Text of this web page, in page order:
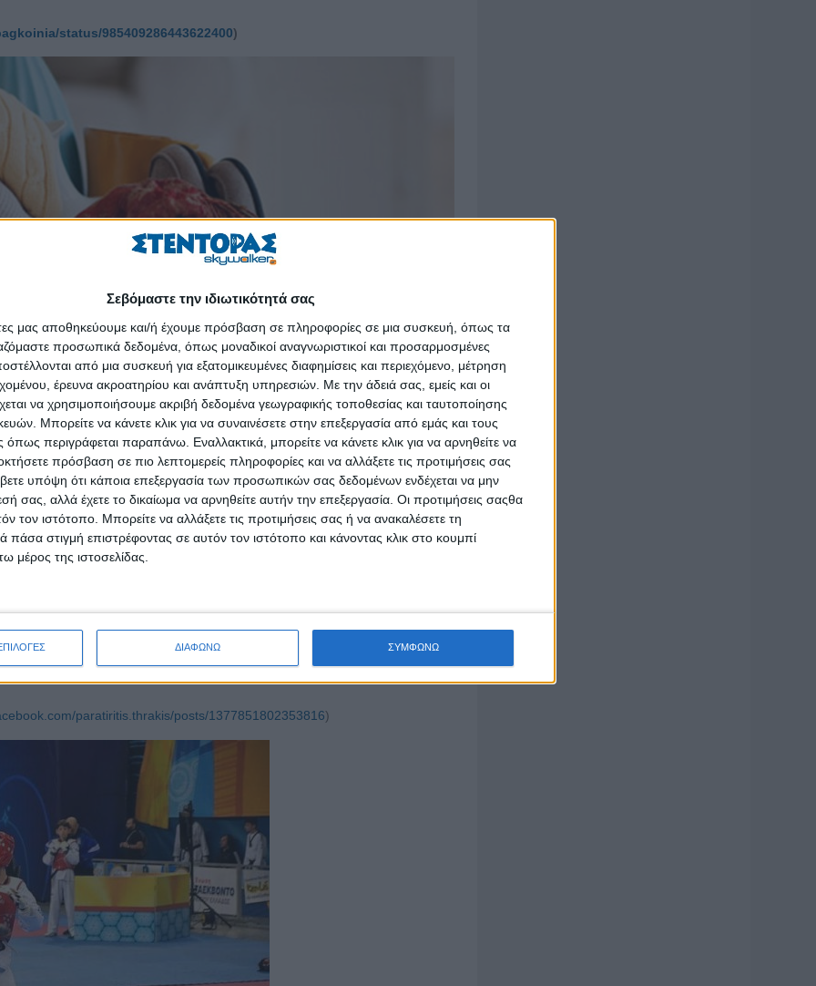
Σεβόμαστε την ιδιωτικότητά σας
μας αποθηκεύουμε και/ή έχουμε πρόσβαση σε πληροφορίες σε μια συσκευή, όπως τα
προσωπικά δεδομένα, όπως μοναδικοί αναγνωριστικοί και προσαρμοσμένες
από μια συσκευή για εξατομικευμένες διαφημίσεις και περιεχόμενο, μέτρηση
έρευνα ακροατηρίου και ανάπτυξη υπηρεσιών. Με την άδειά σας, εμείς και οι
να χρησιμοποιήσουμε ακριβή δεδομένα γεωγραφικής τοποθεσίας και ταυτοποίησης
Μπορείτε να κάνετε κλικ για να συναινέσετε στην επεξεργασία από εμάς και τους
περιγράφεται παραπάνω. Εναλλακτικά, μπορείτε να κάνετε κλικ για να αρνηθείτε να
πρόσβαση σε πιο λεπτομερείς πληροφορίες και να αλλάξετε τις προτιμήσεις σας
υπόψη ότι κάποια επεξεργασία των προσωπικών σας δεδομένων ενδέχεται να μην
σας, αλλά έχετε το δικαίωμα να αρνηθείτε αυτήν την επεξεργασία. Οι προτιμήσεις σαςθα
τον ιστότοπο. Μπορείτε να αλλάξετε τις προτιμήσεις σας ή να ανακαλέσετε τη
στιγμή επιστρέφοντας σε αυτόν τον ιστότοπο και κάνοντας κλικ στο κουμπί
μέρος της ιστοσελίδας.
ΔΙΑΦΩΝΩ ΣΥΜΦΩΝΩ
status/985409286443622400)
την αξία του εθελοντισμού και της φιλανθρωπίας; Προφανώς, όντας ο ίδιος
οι γονείς των μαθητών του δημοτικού σχολείου «Άνοιξη» και έκαναν τον
τους άλλους. Διοχετεύουν εθελοντικά πολύ από τον ελεύθερο χρόνο
που το έχουν ανάγκη, ενώ πραγματοποιούν δράσεις που επιστρέφουν
και έβαψαν μόνοι τους όλους τους χώρους του σχολείου. Διαβάστε
paratiritis.thrakis/posts/1377851802353816)